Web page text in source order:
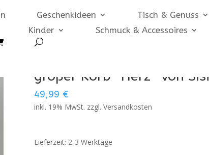
Geschenkideen
Tisch & Genuss
Kinder Schmuck & Accessoires
großer Korb *Herz* von Sisi
49,99 €
inkl. 19% MwSt. zzgl. Versandkosten
Lieferzeit: 2-3 Werktage